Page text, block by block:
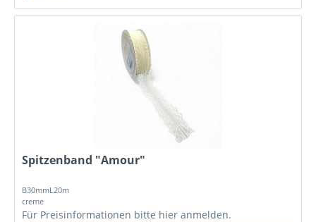
Spitzenband "Amour"
B30mmL20m
creme
Für Preisinformationen bitte hier anmelden.